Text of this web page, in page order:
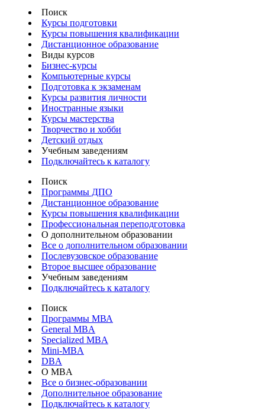
Поиск
Курсы подготовки
Курсы повышения квалификации
Дистанционное образование
Виды курсов
Бизнес-курсы
Компьютерные курсы
Подготовка к экзаменам
Курсы развития личности
Иностранные языки
Курсы мастерства
Творчество и хобби
Детский отдых
Учебным заведениям
Подключайтесь к каталогу
Поиск
Программы ДПО
Дистанционное образование
Курсы повышения квалификации
Профессиональная переподготовка
О дополнительном образовании
Все о дополнительном образовании
Послевузовское образование
Второе высшее образование
Учебным заведениям
Подключайтесь к каталогу
Поиск
Программы МВА
General MBA
Specialized MBA
Mini-MBA
DBA
О MBA
Все о бизнес-образовании
Дополнительное образование
Подключайтесь к каталогу